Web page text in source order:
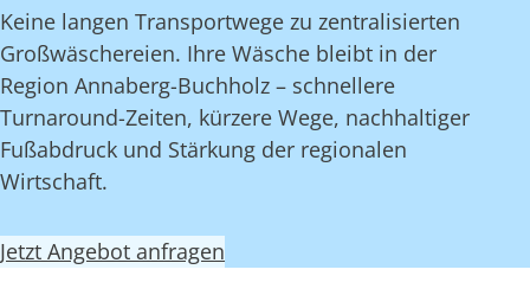
Keine langen Transportwege zu zentralisierten
Großwäschereien. Ihre Wäsche bleibt in der
Region Annaberg-Buchholz – schnellere
Turnaround-Zeiten, kürzere Wege, nachhaltiger
Fußabdruck und Stärkung der regionalen
Wirtschaft.
Jetzt Angebot anfragen